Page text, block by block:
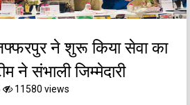
ने शुरू किया सेवा का
ने संभाली जिम्मेदारी
11580 views